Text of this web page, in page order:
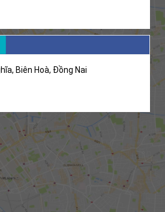
Biên Hoà, Đồng Nai